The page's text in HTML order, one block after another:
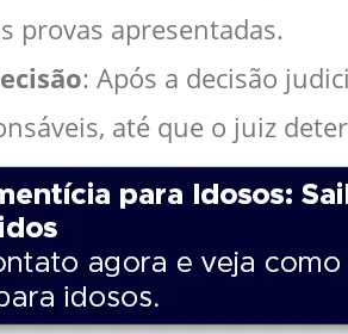
provas apresentadas.
: Após a decisão
até que o juiz